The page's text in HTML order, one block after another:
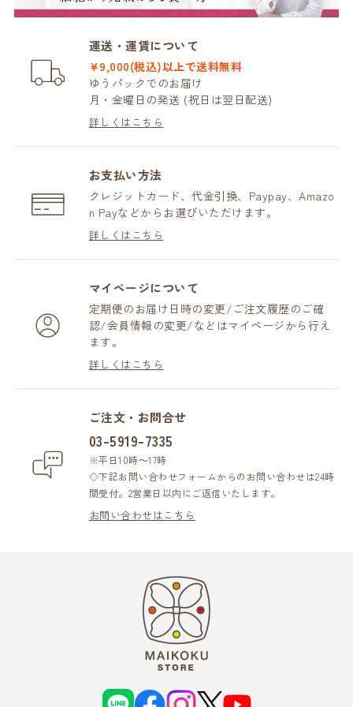
運送・運賃について
¥9,000(税込)以上で送料無料
ゆうパックでのお届け
月・金曜日の発送 (祝日は翌日配送)
詳しくはこちら
お支払い方法
クレジットカード、代金引換、Paypay、Amazo
n Payなどからお選びいただけます。
詳しくはこちら
マイページについて
定期便のお届け日時の変更/ご注文履歴のご確
認/会員情報の変更/などはマイページから行え
ます。
詳しくはこちら
ご注文・お問合せ
03-5919-7335
※平日10時～17時
◇下記お問い合わせフォームからのお問い合わせは24時
間受付。2営業日以内にご返信いたします。
お問い合わせはこちら
L
f
i
X
Y